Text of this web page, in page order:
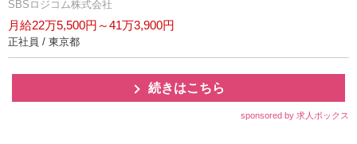
SBSロジコム株式会社
月給22万5,500円～41万3,900円
正社員 / 東京都
続きはこちら
sponsored by 求人ボックス